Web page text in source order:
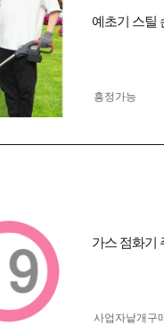
예초기 스틸
흥정가능
가스 점화기
사업자 낱개구